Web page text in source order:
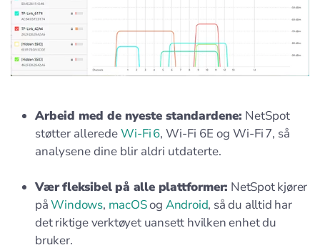
Arbeid med de nyeste standardene: NetSpot
støtter alleredeWi‑Fi 6, Wi‑Fi 6E og Wi‑Fi 7, så
analysene dine blir aldri utdaterte.
Vær fleksibel på alle plattformer: NetSpot kjører
påWindows, macOSog Android, så du alltid har
det riktige verktøyet uansett hvilken enhet du
bruker.